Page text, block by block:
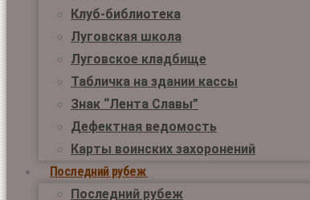
Клуб-библиотека
Луговская школа
Луговское кладбище
Табличка на здании кассы
Знак “Лента Славы”
Дефектная ведомость
Карты воинских захоронений
Последний рубеж
Последний рубеж